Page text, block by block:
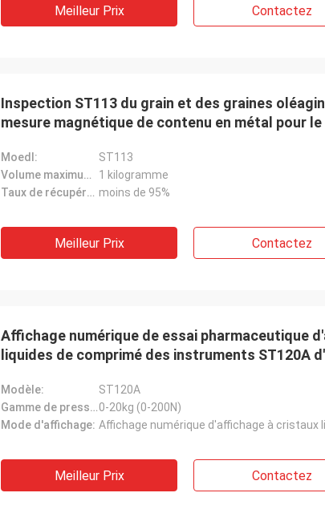
Meilleur Prix Contactez
Inspection ST113 du grain et des graines
mesure magnétique de contenu en métal pour
Moedl:
ST113
Volume maximum de spécimen:
1 kilogramme
Taux de récupération de spécimen: moins de 95%
Meilleur Prix Contactez
Affichage numérique de essai pharmaceutique
liquides de comprimé des instruments ST120A
Modèle:
ST120A
Gamme de pression de mesure:0-20kg (0-200N)
Mode d'affichage: Affichage numérique d'affichage à cristaux
Meilleur Prix Contactez